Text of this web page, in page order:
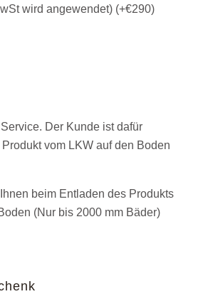
wird angewendet) (+€290)
Der Kunde ist dafür
vom LKW auf den Boden
beim Entladen des Produkts
(Nur bis 2000 mm Bäder)